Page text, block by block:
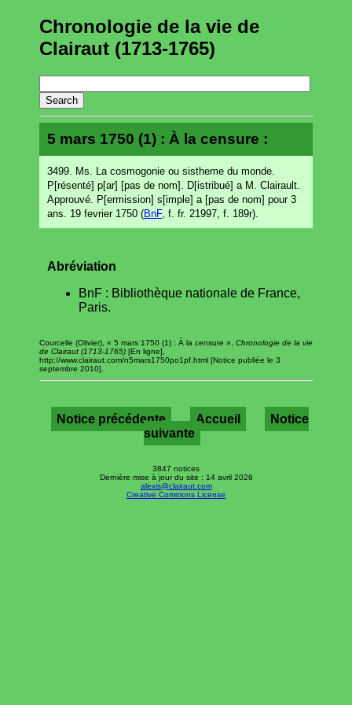
Chronologie de la vie de
Clairaut (1713-1765)
5 mars 1750 (1) : À la censure :
3499. Ms. La cosmogonie ou sistheme du monde.
P[résenté] p[ar] [pas de nom]. D[istribué] a M. Clairault.
Approuvé. P[ermission] s[imple] a [pas de nom] pour 3
ans. 19 fevrier 1750 (BnF, f. fr. 21997, f. 189r).
Abréviation
BnF : Bibliothèque nationale de France,
Paris.
Courcelle (Olivier), « 5 mars 1750 (1) : À la censure », Chronologie de la vie
de Clairaut (1713-1765) [En ligne],
http://www.clairaut.com/n5mars1750po1pf.html [Notice publiée le 3
septembre 2010].
Notice précédente Accueil
Notice
suivante
3847 notices
Dernière mise à jour du site : 14 avril 2026
alexis@clairaut.com
Creative Commons License